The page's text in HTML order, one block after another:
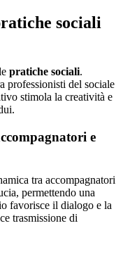
sociali
pratiche sociali.
professionisti del sociale
stimola la creatività e
e
tra accompagnatori
permettendo una
favorisce il dialogo e la
trasmissione di